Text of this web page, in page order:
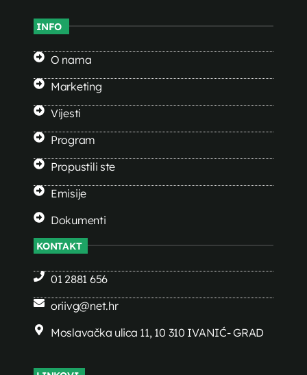
INFO
O nama
Marketing
Vijesti
Program
Propustili ste
Emisije
Dokumenti
KONTAKT
01 2881 656
oriivg@net.hr
Moslavačka ulica 11, 10 310 IVANIĆ- GRAD